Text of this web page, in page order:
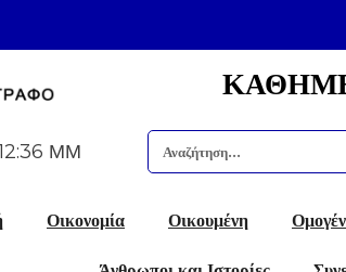
ΜΜ
Οικονομία Οικουμένη